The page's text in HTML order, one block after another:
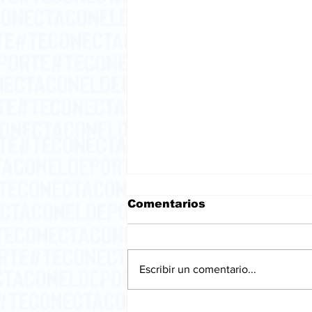
Comentarios
Escribir un comentario...